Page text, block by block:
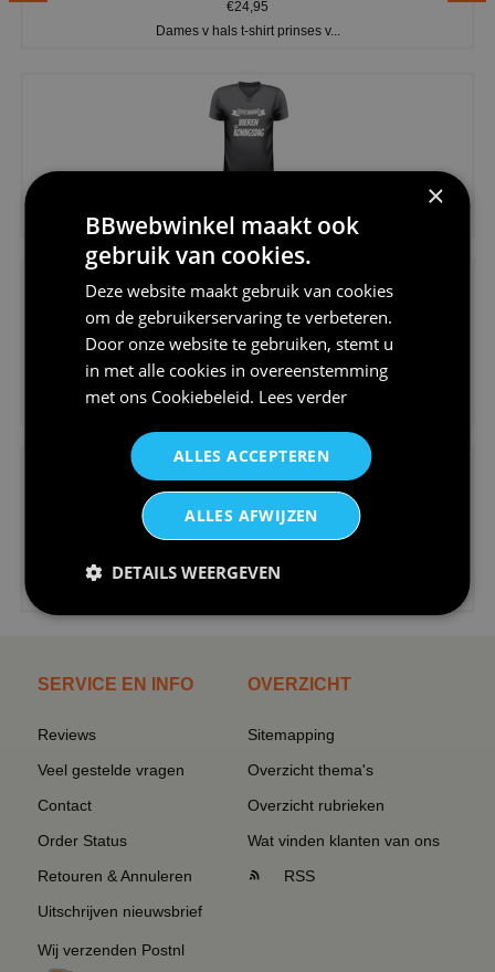
€24,95
Dames v hals t-shirt prinses v...
Koningsdag shirt heren v-hals ...
€24,95
V-hals shirt rood wit blauw st...
€24,95
SERVICE EN INFO
Reviews
Veel gestelde vragen
Contact
Order Status
Retouren & Annuleren
Uitschrijven nieuwsbrief
Wij verzenden Postnl
OVERZICHT
Sitemapping
Overzicht thema's
Overzicht rubrieken
Wat vinden klanten van ons
RSS
×
BBwebwinkel maakt ook
gebruik van cookies.
Deze website maakt gebruik van cookies
om de gebruikerservaring te verbeteren.
Door onze website te gebruiken, stemt u
in met alle cookies in overeenstemming
met ons Cookiebeleid. Lees verder
ALLES ACCEPTEREN
ALLES AFWIJZEN
DETAILS WEERGEVEN